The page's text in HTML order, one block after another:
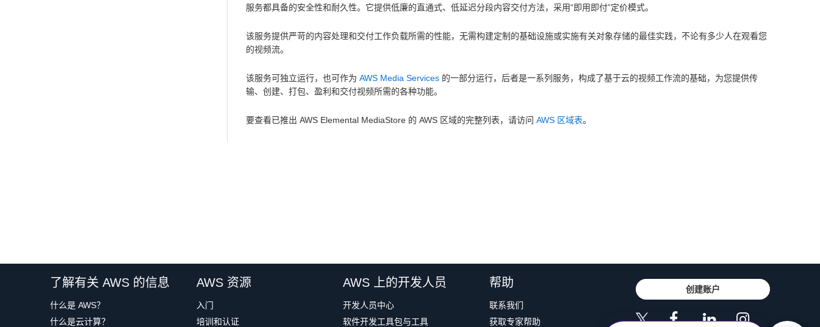
服务都具备的安全性和耐久性。它提供低廉的直通式、低延迟分段内容交付方法，采用“即用即付”定价模式。
该服务提供严苛的内容处理和交付工作负载所需的性能，无需构建定制的基础设施或实施有关对象存储的最佳实践，不论有多少人在观看您
的视频流。
该服务可独立运行，也可作为 AWS Media Services 的一部分运行，后者是一系列服务，构成了基于云的视频工作流的基础，为您提供传
输、创建、打包、盈利和交付视频所需的各种功能。
要查看已推出 AWS Elemental MediaStore 的 AWS 区域的完整列表，请访问 AWS 区域表。
了解有关 AWS 的信息
什么是 AWS？
什么是云计算？
AWS 资源
入门
培训和认证
AWS 上的开发人员
开发人员中心
软件开发工具包与工具
帮助
联系我们
获取专家帮助
创建账户